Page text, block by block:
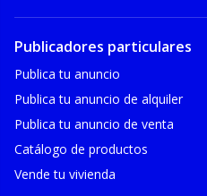
Publicadores particulares
Publica tu anuncio
Publica tu anuncio de alquiler
Publica tu anuncio de venta
Catálogo de productos
Vende tu vivienda